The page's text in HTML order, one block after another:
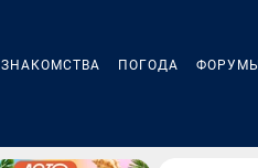
ЗНАКОМСТВА ПОГОДА ФОРУМЫ